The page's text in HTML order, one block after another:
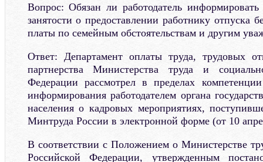
Вопрос: Обязан ли работодатель информировать
занятости о предоставлении работнику отпуска
платы по семейным обстоятельствам и другим
Ответ: Департамент оплаты труда, трудовых
партнерства Министерства труда и
Федерации рассмотрел в пределах
информирования работодателем органа
населения о кадровых мероприятиях,
Минтруда России в электронной форме (от 10
В соответствии с Положением о Министерстве
Российской Федерации, утвержденным